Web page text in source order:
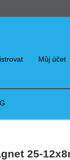
Můj účet
25-